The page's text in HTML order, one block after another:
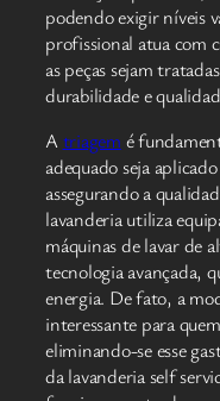
podendo exigir níveis
profissional atua com
as peças sejam
durabilidade e
Atriagem é
adequado seja
assegurando a
lavanderia utiliza
máquinas de lavar de
tecnologia avançada,
energia. De fato, a
interessante para
eliminando-se esse
da lavanderia self